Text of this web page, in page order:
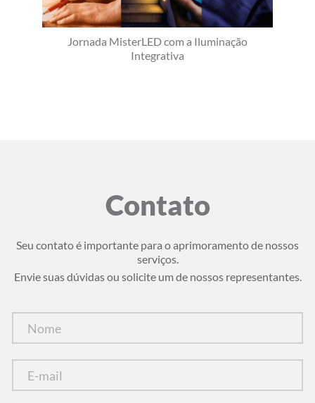
Jornada MisterLED com a Iluminação
Integrativa
Contato
Seu contato é importante para o aprimoramento de nossos
serviços.
Envie suas dúvidas ou solicite um de nossos representantes.